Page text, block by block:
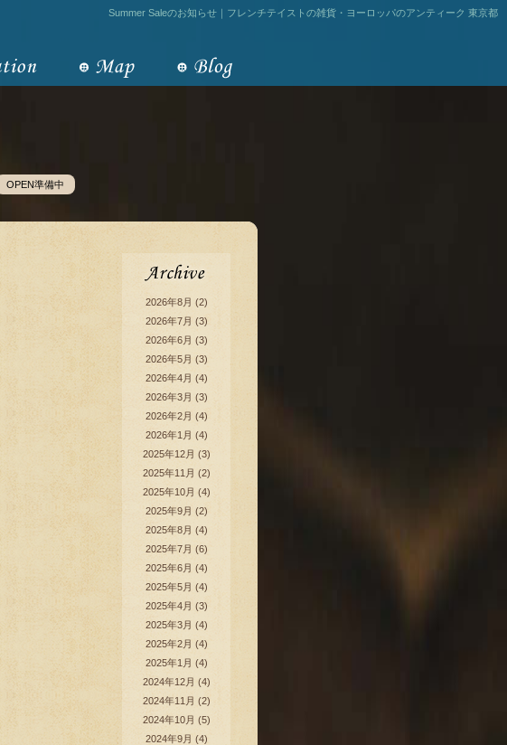
Summer Saleのお知らせ｜フレンチテイストの雑貨・ヨーロッパのアンティーク 東京都
OPEN準備中
2026年8月 (2)
2026年7月 (3)
2026年6月 (3)
2026年5月 (3)
2026年4月 (4)
2026年3月 (3)
2026年2月 (4)
2026年1月 (4)
2025年12月 (3)
2025年11月 (2)
2025年10月 (4)
2025年9月 (2)
2025年8月 (4)
2025年7月 (6)
2025年6月 (4)
2025年5月 (4)
2025年4月 (3)
2025年3月 (4)
2025年2月 (4)
2025年1月 (4)
2024年12月 (4)
2024年11月 (2)
2024年10月 (5)
2024年9月 (4)